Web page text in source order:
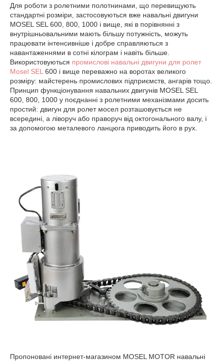
Для роботи з ролетними полотнинами, що перевищують
стандартні розміри, застосовуються вже навальні двигуни
MOSEL SEL 600, 800, 1000 і вище, які в порівнянні з
внутрішньовальними мають більшу потужність, можуть
працювати інтенсивніше і добре справляються з
навантаженнями в сотні кілограм і навіть більше.
Використовуються промислові навальні двигуни для ролет
Mosel SEL600 і вище переважно на воротах великого
розміру: майстерень промислових підприємств, ангарів тощо.
Принцип функціонування навальних двигунів MOSEL SEL
600, 800, 1000 у поєднанні з ролетними механізмами досить
простий: двигун для ролет мосел розташовується не
всередині, а ліворуч або праворуч від октогонального валу, і
за допомогою металевого ланцюга приводить його в рух.
Пропоновані интернет-магазином MOSEL MOTOR навальні